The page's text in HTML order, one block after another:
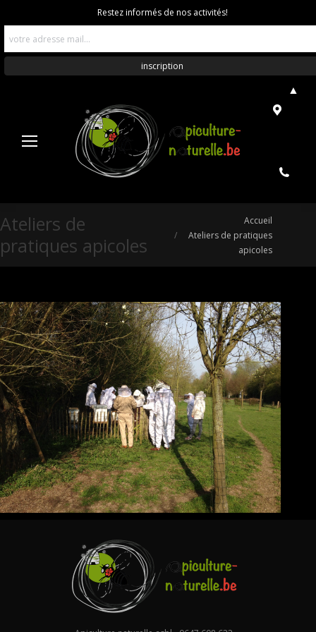
Ateliers de
pratiques apicoles
Accueil
Ateliers de pratiques
apicoles
Restez informés de nos activités!
▲